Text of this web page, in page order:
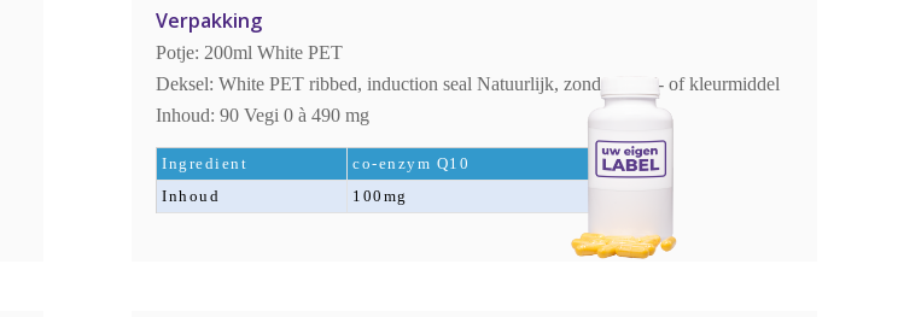
Verpakking
Potje: 200ml White PET
Deksel: White PET ribbed, induction seal Natuurlijk, zonder vloei- of kleurmiddel
Inhoud: 90 Vegi 0 à 490 mg
Ingredient
co-enzym Q10
Inhoud
100mg